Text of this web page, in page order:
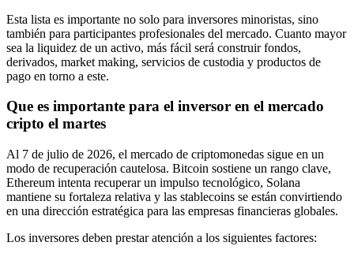
Esta lista es importante no solo para inversores minoristas, sino
también para participantes profesionales del mercado. Cuanto mayor
sea la liquidez de un activo, más fácil será construir fondos,
derivados, market making, servicios de custodia y productos de
pago en torno a este.
Que es importante para el inversor en el mercado
cripto el martes
Al 7 de julio de 2026, el mercado de criptomonedas sigue en un
modo de recuperación cautelosa. Bitcoin sostiene un rango clave,
Ethereum intenta recuperar un impulso tecnológico, Solana
mantiene su fortaleza relativa y las stablecoins se están convirtiendo
en una dirección estratégica para las empresas financieras globales.
Los inversores deben prestar atención a los siguientes factores: